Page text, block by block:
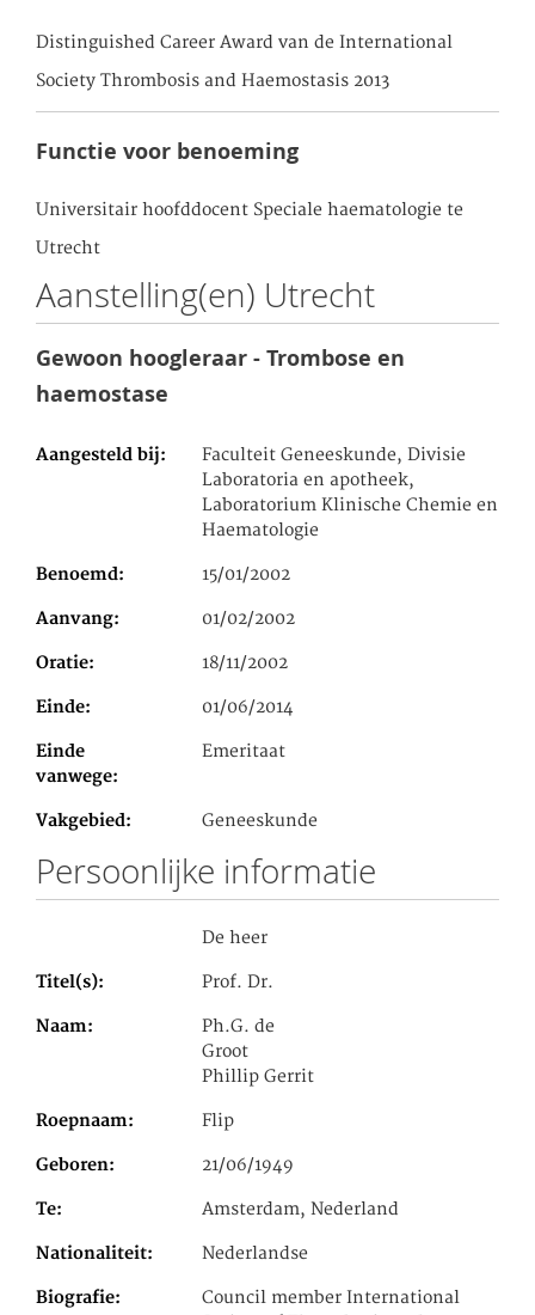
Distinguished Career Award van de International
Society Thrombosis and Haemostasis 2013
Functie voor benoeming
Universitair hoofddocent Speciale haematologie te
Utrecht
Aanstelling(en) Utrecht
Gewoon hoogleraar - Trombose en
haemostase
Aangesteld bij
Faculteit Geneeskunde, Divisie
Laboratoria en apotheek,
Laboratorium Klinische Chemie en
Haematologie
Benoemd 15/01/2002
Aanvang 01/02/2002
Oratie 18/11/2002
Einde 01/06/2014
Einde
vanwege
Emeritaat
Vakgebied Geneeskunde
Persoonlijke informatie
De heer
Titel(s) Prof. Dr.
Naam
Ph.G. de
Groot
Phillip Gerrit
Roepnaam Flip
Geboren 21/06/1949
Te Amsterdam, Nederland
Nationaliteit Nederlandse
Biografie
Council member International